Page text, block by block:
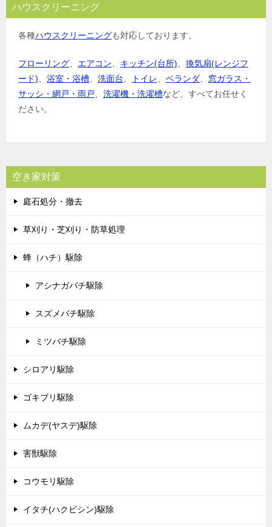
ハウスクリーニング
各種ハウスクリーニングも対応しております。
フローリング エアコン キッチン(台所)
換気扇(レンジフ
ード)
浴室・浴槽 洗面台 トイレ ベランダ
窓ガラス・
サッシ・網戸・雨戸
洗濯機・洗濯槽など、すべてお任せく
ださい。
空き家対策
庭石処分・撤去
草刈り・芝刈り・防草処理
蜂（ハチ）駆除
アシナガバチ駆除
スズメバチ駆除
ミツバチ駆除
シロアリ駆除
ゴキブリ駆除
ムカデ(ヤスデ)駆除
害獣駆除
コウモリ駆除
イタチ(ハクビシン)駆除